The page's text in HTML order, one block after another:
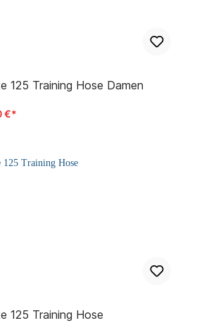
125 Training Hose Damen
€*
125 Training Hose